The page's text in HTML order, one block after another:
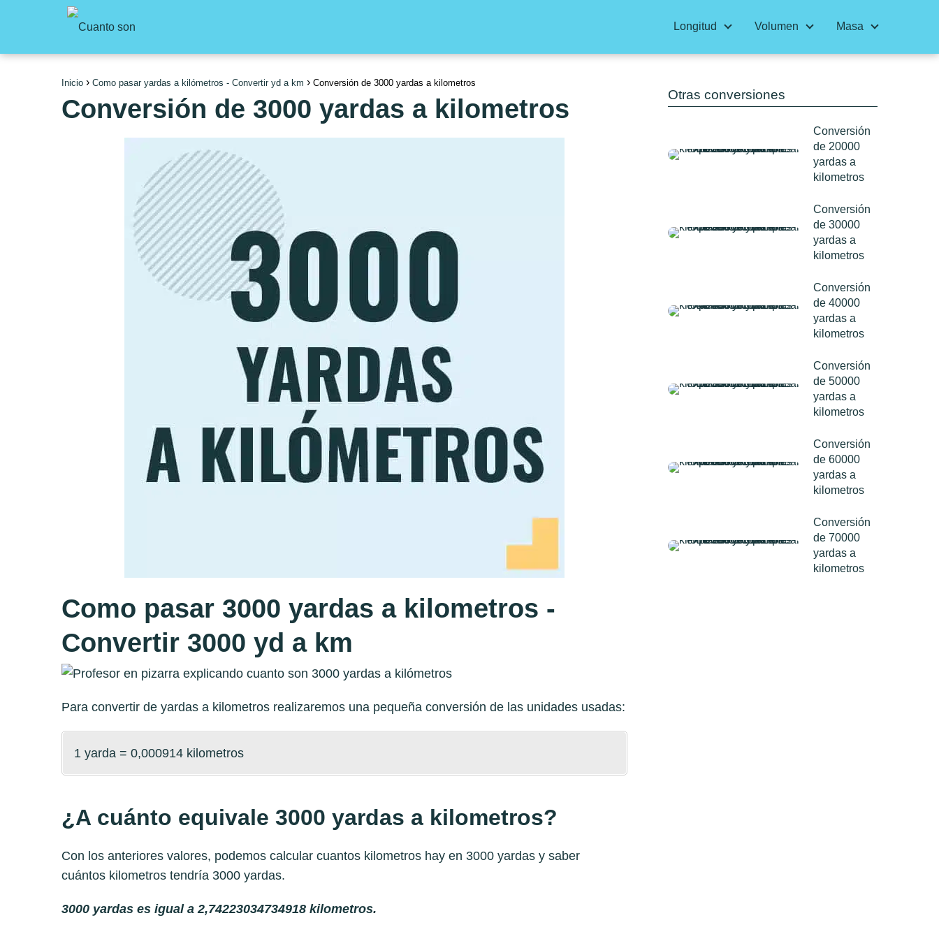
Longitud Volumen Masa
Inicio Como pasar yardas a kilómetros - Convertir yd a km Conversión de 3000 yardas a kilometros
Conversión de 3000 yardas a kilometros
Como pasar 3000 yardas a kilometros -
Convertir 3000 yd a km
Para convertir de yardas a kilometros realizaremos una pequeña conversión de las unidades usadas:
1 yarda = 0,000914 kilometros
¿A cuánto equivale 3000 yardas a kilometros?
Con los anteriores valores, podemos calcular cuantos kilometros hay en 3000 yardas y saber
cuántos kilometros tendría 3000 yardas.
3000 yardas es igual a 2,74223034734918 kilometros.
Otras conversiones
Conversión
de 20000
yardas a
kilometros
Conversión
de 30000
yardas a
kilometros
Conversión
de 40000
yardas a
kilometros
Conversión
de 50000
yardas a
kilometros
Conversión
de 60000
yardas a
kilometros
Conversión
de 70000
yardas a
kilometros